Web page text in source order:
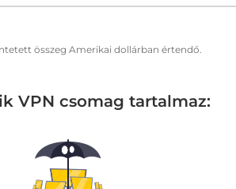
összeg Amerikai dollárban értendő.
VPN csomag tartalmaz: